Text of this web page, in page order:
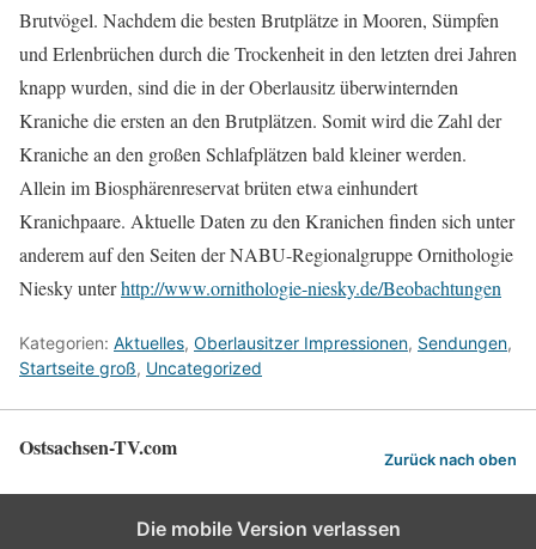
Brutvögel. Nachdem die besten Brutplätze in Mooren, Sümpfen
und Erlenbrüchen durch die Trockenheit in den letzten drei Jahren
knapp wurden, sind die in der Oberlausitz überwinternden
Kraniche die ersten an den Brutplätzen. Somit wird die Zahl der
Kraniche an den großen Schlafplätzen bald kleiner werden.
Allein im Biosphärenreservat brüten etwa einhundert
Kranichpaare. Aktuelle Daten zu den Kranichen finden sich unter
anderem auf den Seiten der NABU-Regionalgruppe Ornithologie
Niesky unterhttp://www.ornithologie-niesky.de/Beobachtungen
Kategorien: Aktuelles, Oberlausitzer Impressionen, Sendungen,
Startseite groß, Uncategorized
Ostsachsen-TV.com Zurück nach oben
Die mobile Version verlassen